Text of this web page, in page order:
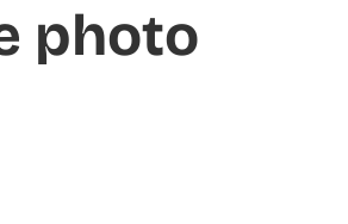
photo